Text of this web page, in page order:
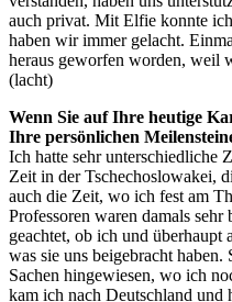
auch privat. Mit Elfie konnte
haben wir immer gelacht.
heraus geworfen worden, weil
(lacht)
Wenn Sie auf Ihre heutige
Ihre persönlichen
Ich hatte sehr unterschiedliche
Zeit in der Tschechoslowakei,
auch die Zeit, wo ich fest am
Professoren waren damals
geachtet, ob ich und überhaupt
was sie uns beigebracht
Sachen hingewiesen, wo ich
kam ich nach Deutschland